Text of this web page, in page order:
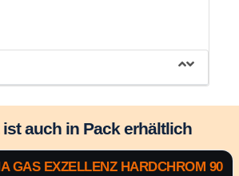
auch in Pack erhältlich
GAS EXZELLENZ HARDCHROM 90